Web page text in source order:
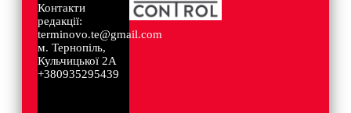
Контакти
редакції:
terminovo.te@gmail.com
м. Тернопіль,
Кульчицької 2А
+380935295439